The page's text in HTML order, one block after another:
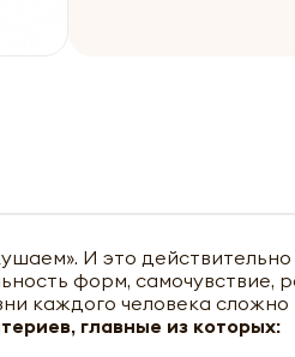
И это
форм, самочувствие,
каждого человека
главные из которых: